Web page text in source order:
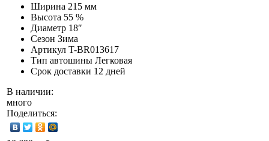
Ширина 215 мм
Высота 55 %
Диаметр 18″
Сезон Зима
Артикул T-BR013617
Тип автошины Легковая
Срок доставки 12 дней
В наличии:
много
Поделиться: